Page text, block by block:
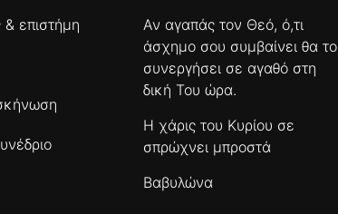
& επιστήμη
Αν αγαπάς τον Θεό, ό,τι
άσχημο σου συμβαίνει θα το
συνεργήσει σε αγαθό στη
δική Του ώρα.
Η χάρις του Κυρίου σε
σπρώχνει μπροστά
Βαβυλώνα